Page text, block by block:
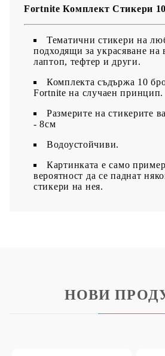
Fortnite Комплект Стикери
Тематични стикери на
подходящи за украсяване на
лаптоп, тефтер и други.
Комплекта съдържа 10
Fortnite на случаен принцип.
Размерите на стикерите
- 8см
Водоустойчиви.
Картинката е само
вероятност да се паднат
стикери на нея.
НОВИ